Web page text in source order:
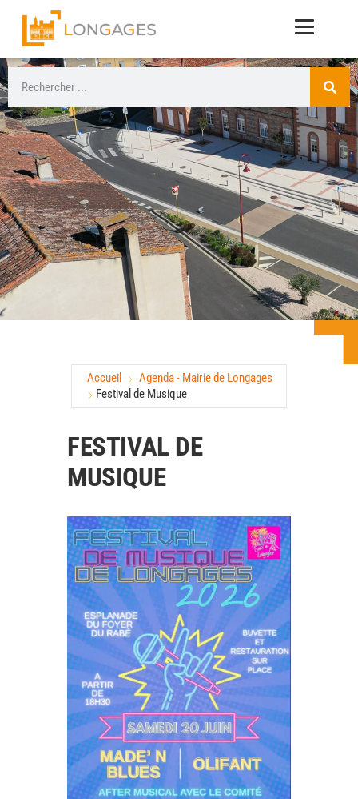
Accueil
Agenda - Mairie de Longages
Festival de Musique
FESTIVAL DE
MUSIQUE